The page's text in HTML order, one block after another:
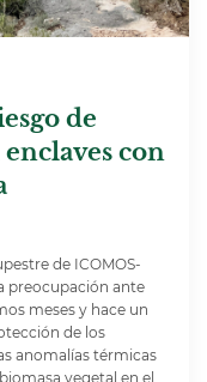
de
con
de ICOMOS-
preocupación ante
meses y hace un
de los
anomalías térmicas
vegetal en el